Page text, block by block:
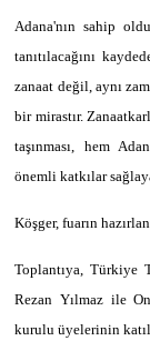
Adana'nın sahip
tanıtılacağını
zanaat değil, aynı
bir mirastır.
taşınması, hem
önemli katkılar
Köşger, fuarın
Toplantıya, Türkiye
Rezan Yılmaz ile
kurulu üyelerinin